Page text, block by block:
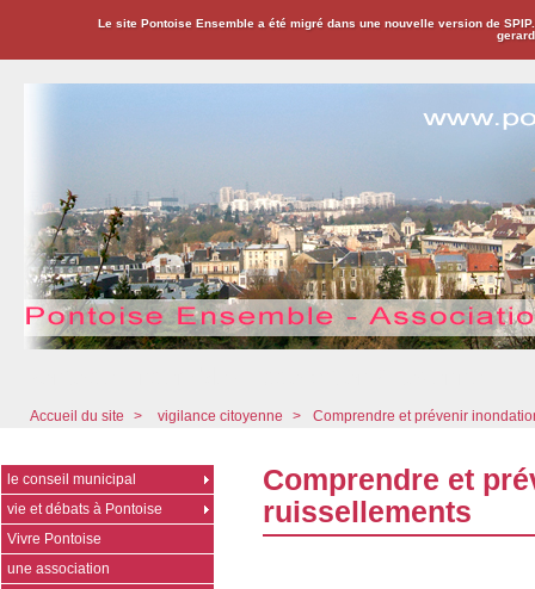
Le site Pontoise Ensemble a été migré dans une nouvelle version de
Accueil du site > vigilance citoyenne > Comprendre et prévenir
Comprendre et
ruissellements
le conseil municipal
vie et débats à Pontoise
Vivre Pontoise
une association